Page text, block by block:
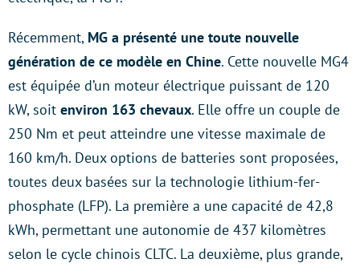
Récemment, MG a présenté une toute nouvelle
génération de ce modèle en Chine. Cette nouvelle MG4
est équipée d’un moteur électrique puissant de 120
kW, soit environ 163 chevaux. Elle offre un couple de
250 Nm et peut atteindre une vitesse maximale de
160 km/h. Deux options de batteries sont proposées,
toutes deux basées sur la technologie lithium-fer-
phosphate (LFP). La première a une capacité de 42,8
kWh, permettant une autonomie de 437 kilomètres
selon le cycle chinois CLTC. La deuxième, plus grande,